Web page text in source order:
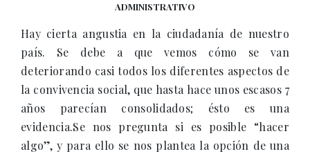
ADMINISTRATIVO
Hay cierta angustia en la ciudadanía de nuestro
país. Se debe a que vemos cómo se van
deteriorando casi todos los diferentes aspectos de
la convivencia social, que hasta hace unos escasos 7
años parecían consolidados; ésto es una
evidencia.Se nos pregunta si es posible “hacer
algo”, y para ello se nos plantea la opción de una